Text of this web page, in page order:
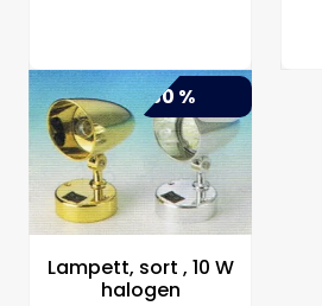
-30 %
Lampett, sort , 10 W
halogen
Motordelar
Propellrar
Servicekit
Super Outlet